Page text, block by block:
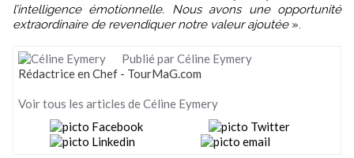
l’intelligence émotionnelle. Nous avons une opportunité
extraordinaire de revendiquer notre valeur ajoutée ».
Publié par Céline Eymery
Rédactrice en Chef - TourMaG.com
Voir tous les articles de Céline Eymery